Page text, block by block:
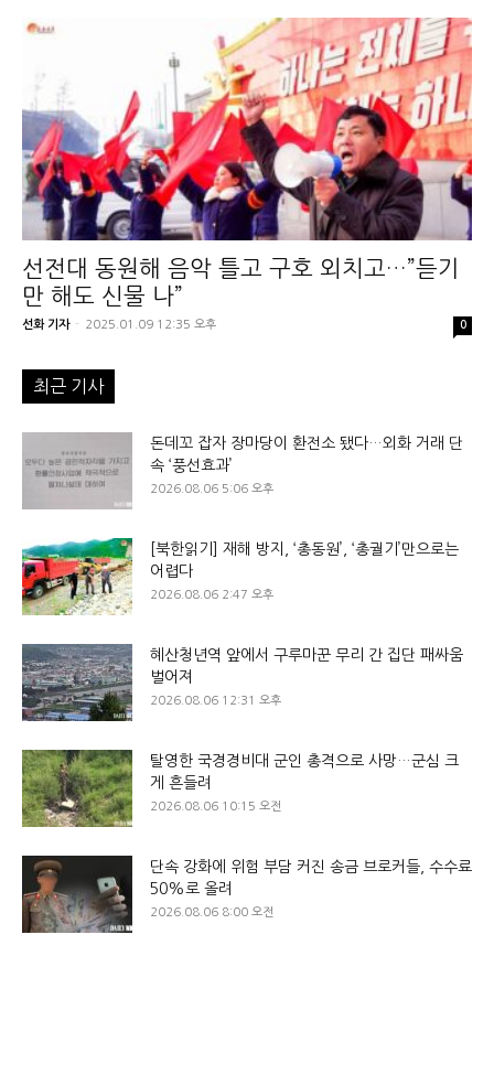
선전대 동원해 음악 틀고 구호 외치고…”듣기
만 해도 신물 나”
선화 기자 - 2025.01.09 12:35 오후 0
최근 기사
돈데꼬 잡자 장마당이 환전소 됐다…외화 거래 단
속 ‘풍선효과’
2026.08.06 5:06 오후
[북한읽기] 재해 방지, ‘총동원’, ‘총궐기’만으로는
어렵다
2026.08.06 2:47 오후
혜산청년역 앞에서 구루마꾼 무리 간 집단 패싸움
벌어져
2026.08.06 12:31 오후
탈영한 국경경비대 군인 총격으로 사망…군심 크
게 흔들려
2026.08.06 10:15 오전
단속 강화에 위험 부담 커진 송금 브로커들, 수수료
50%로 올려
2026.08.06 8:00 오전